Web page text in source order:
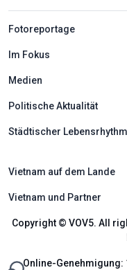
menu footer
Fotoreportage
Im Fokus
Medien
Politische Aktualität
Städtischer
Vietnam auf dem Lande
Vietnam und Partner
Copyright © VOV5. All
Online-Genehmigung: